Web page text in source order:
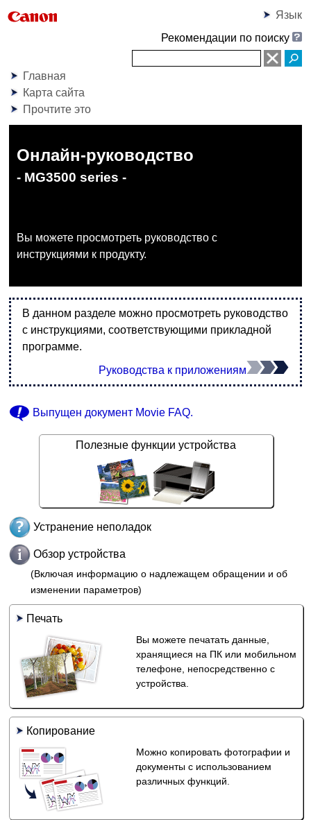
Язык
Рекомендации по поиску
Главная
Карта сайта
Прочтите это
Онлайн-руководство
- MG3500 series -
Вы можете просмотреть руководство с
инструкциями к продукту.
В данном разделе можно просмотреть руководство
с инструкциями, соответствующими прикладной
программе.
Руководства к приложениям
Выпущен документ Movie FAQ.
Полезные функции устройства
Устранение неполадок
Обзор устройства
(Включая информацию о надлежащем обращении и об
изменении параметров)
Печать
Вы можете печатать данные,
хранящиеся на ПК или мобильном
телефоне, непосредственно с
устройства.
Копирование
Можно копировать фотографии и
документы с использованием
различных функций.